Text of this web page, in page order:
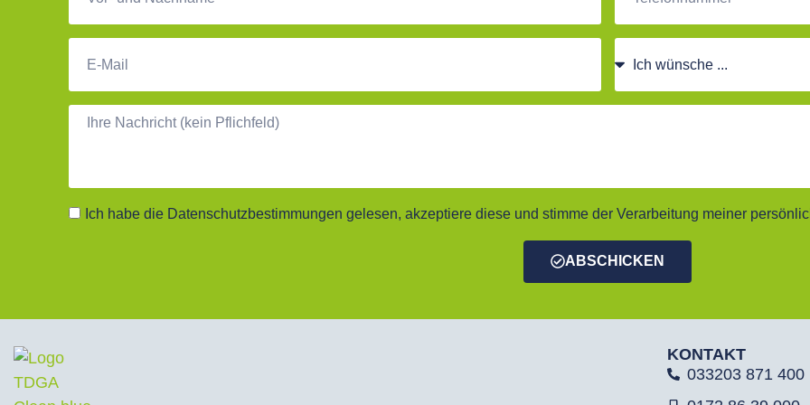
Ich habe die Datenschutzbestimmungen gelesen, akzeptiere diese und stimme der Verarbeitung meiner
ABSCHICKEN
KONTAKT
033203 871 400